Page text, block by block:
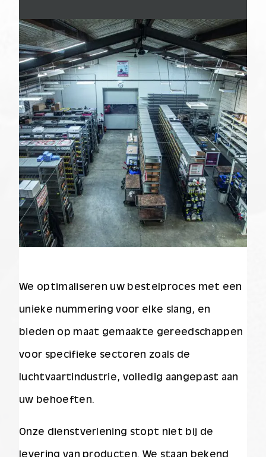
We optimaliseren uw bestelproces met een
unieke nummering voor elke slang, en
bieden op maat gemaakte gereedschappen
voor specifieke sectoren zoals de
luchtvaartindustrie, volledig aangepast aan
uw behoeften.
Onze dienstverlening stopt niet bij de
levering van producten. We staan bekend